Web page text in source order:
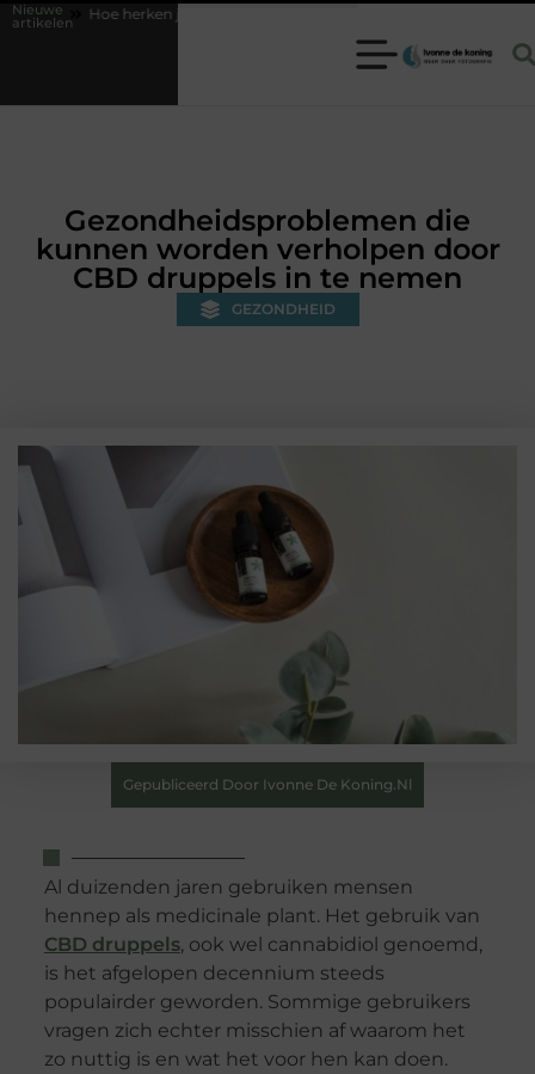
Nieuwe
artikelen
herken je een betrouwbare slotenmaker in Baarn en voorkom je
Gezondheidsproblemen die
kunnen worden verholpen door
CBD druppels in te nemen
GEZONDHEID
Gepubliceerd Door Ivonne De Koning.nl
Al duizenden jaren gebruiken mensen
hennep als medicinale plant. Het gebruik van
CBD druppels, ook wel cannabidiol genoemd,
is het afgelopen decennium steeds
populairder geworden. Sommige gebruikers
vragen zich echter misschien af ​​waarom het
zo nuttig is en wat het voor hen kan doen.